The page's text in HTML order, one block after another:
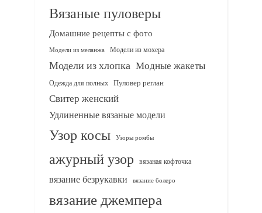
Вязаные пуловеры
Домашние рецепты с фото
Модели из меланжа Модели из мохера
Модели из хлопка Модные жакеты
Одежда для полных Пуловер реглан
Свитер женский
Удлиненные вязаные модели
Узор косы Узоры ромбы
ажурный узор вязаная кофточка
вязание безрукавки вязание болеро
вязание джемпера